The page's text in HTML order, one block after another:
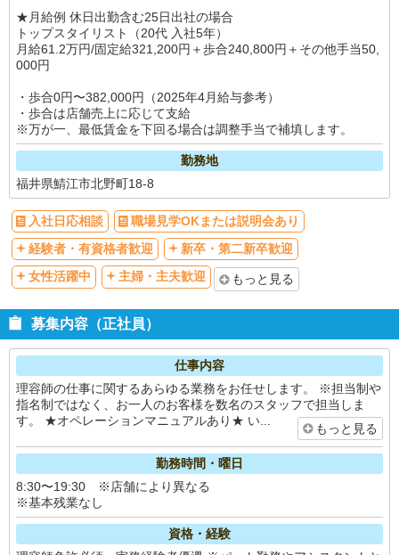
★月給例 休日出勤含む25日出社の場合
トップスタイリスト（20代 入社5年）
月給61.2万円/固定給321,200円＋歩合240,800円＋その他手当50,
000円
・歩合0円〜382,000円（2025年4月給与参考）
・歩合は店舗売上に応じて支給
※万が一、最低賃金を下回る場合は調整手当で補填します。
勤務地
福井県鯖江市北野町18-8
入社日応相談
職場見学OKまたは説明会あり
経験者・有資格者歓迎
新卒・第二新卒歓迎
女性活躍中
主婦・主夫歓迎 もっと見る
募集内容（正社員）
仕事内容
理容師の仕事に関するあらゆる業務をお任せします。 ※担当制や
指名制ではなく、お一人のお客様を数名のスタッフで担当しま
す。 ★オペレーションマニュアルあり★ い...
もっと見る
勤務時間・曜日
8:30〜19:30 ※店舗により異なる
※基本残業なし
資格・経験